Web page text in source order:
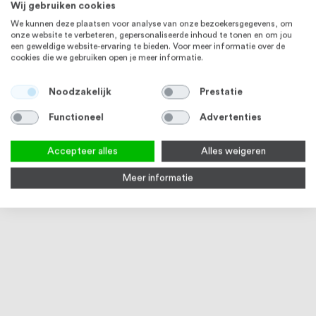
Wij gebruiken cookies
We kunnen deze plaatsen voor analyse van onze bezoekersgegevens, om
onze website te verbeteren, gepersonaliseerde inhoud te tonen en om jou
een geweldige website-ervaring te bieden. Voor meer informatie over de
cookies die we gebruiken open je meer informatie.
Noodzakelijk Prestatie
Functioneel Advertenties
Accepteer alles Alles weigeren
Meer informatie